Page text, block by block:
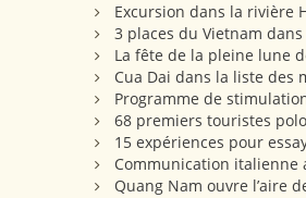
Excursion dans la rivière
3 places du Vietnam
La fête de la pleine lune
Cua Dai dans la liste des
Programme de
68 premiers touristes
15 expériences pour
Communication italienne
Quang Nam ouvre l’aire